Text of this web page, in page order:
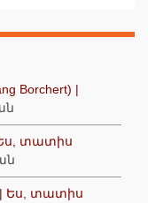
Borchert) |
Ես, տատիս
| Ես, տատիս